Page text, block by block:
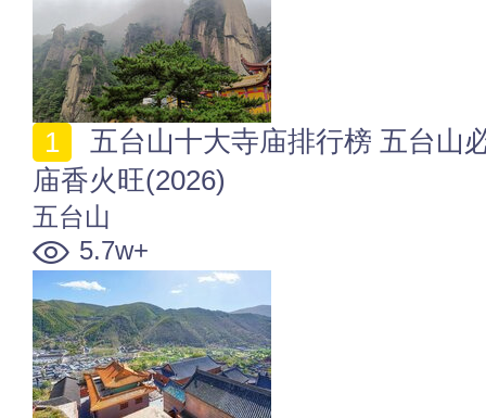
庙香火旺(2026)
五台山
5.7w+